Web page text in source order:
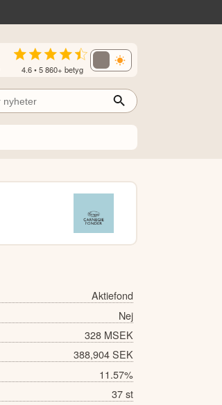
4.6 • 5 860+ betyg
Aktiefond
Nej
328 MSEK
388,904 SEK
11.57%
37 st